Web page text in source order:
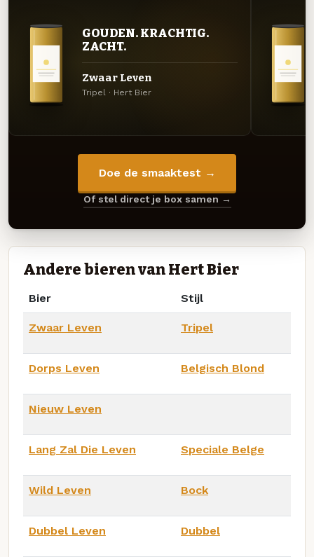
GOUDEN. KRACHTIG.
ZACHT.
Zwaar Leven
Tripel · Hert Bier
Doe de smaaktest →
Of stel direct je box samen →
Andere bieren van Hert Bier
Bier Stijl
Zwaar Leven Tripel
Dorps Leven Belgisch Blond
Nieuw Leven
Lang Zal Die Leven Speciale Belge
Wild Leven Bock
Dubbel Leven Dubbel